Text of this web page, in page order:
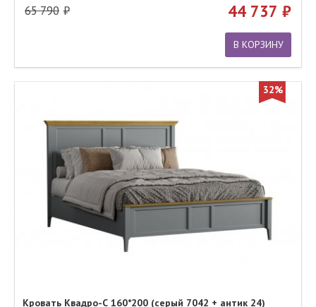
65 790 44 737
В КОРЗИНУ
32%
Кровать Квадро-С 160*200 (серый 7042 + антик 24)